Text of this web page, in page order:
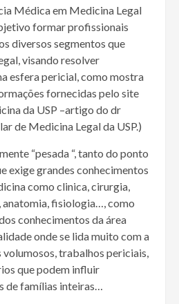
Médica em Medicina Legal
formar profissionais
diversos segmentos que
visando resolver
esfera pericial, como mostra
fornecidas pelo site
da USP –artigo do dr
de Medicina Legal da USP.)
“pesada “, tanto do ponto
exige grandes conhecimentos
como clinica, cirurgia,
fisiologia…, como
conhecimentos da área
onde se lida muito com a
trabalhos periciais,
que podem influir
de famílias inteiras…